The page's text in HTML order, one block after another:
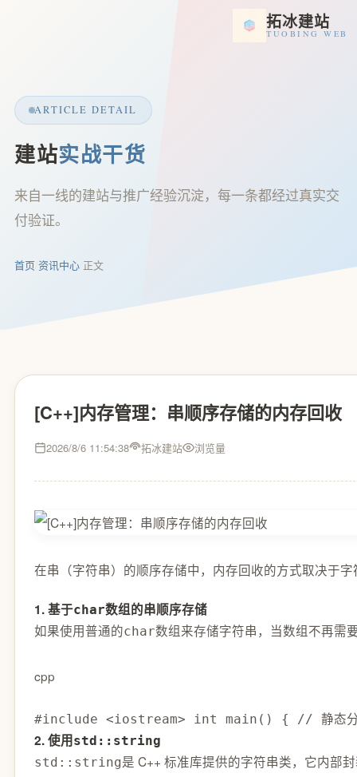
拓冰建站
TUOBING WEB
ARTICLE DETAIL
建站实战干货
来自一线的建站与推广经验沉淀，每一条都经过真实交
付验证。
首页/资讯中心/正文
[C++]内存管理：串顺序存储的内存回收
2026/8/6 11:54:38 拓冰建站 浏览量
在串（字符串）的顺序存储中，内存回收的方式取决于
1. 基于char数组的串顺序存储
如果使用普通的char数组来存储字符串，当数组不再需
cpp
#include <iostream> int main() { // 静态分配
2. 使用std::string
std::string是 C++ 标准库提供的字符串类，它内部